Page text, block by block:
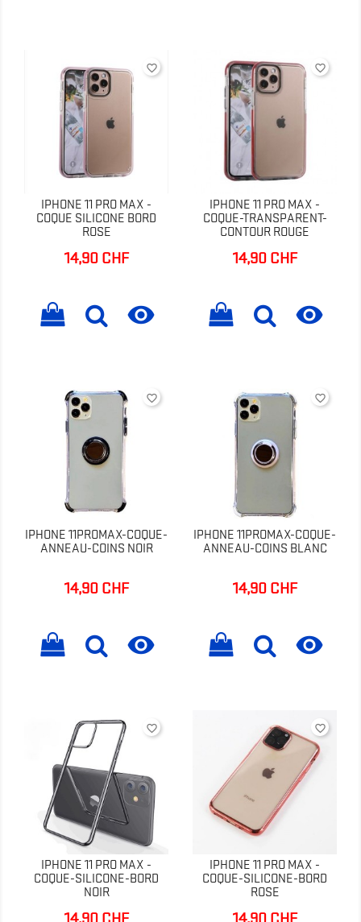
IPHONE 11 PRO MAX -
COQUE SILICONE BORD
ROSE
Prix
14,90 CHF

favorite_border
IPHONE 11 PRO MAX -
COQUE-TRANSPARENT-
CONTOUR ROUGE
Prix
14,90 CHF

favorite_border
IPHONE 11PROMAX-COQUE-
ANNEAU-COINS NOIR
Prix
14,90 CHF

favorite_border
IPHONE 11PROMAX-COQUE-
ANNEAU-COINS BLANC
Prix
14,90 CHF

favorite_border
IPHONE 11 PRO MAX -
COQUE-SILICONE-BORD
NOIR
Prix
favorite_border
IPHONE 11 PRO MAX -
COQUE-SILICONE-BORD
ROSE
Prix
favorite_border